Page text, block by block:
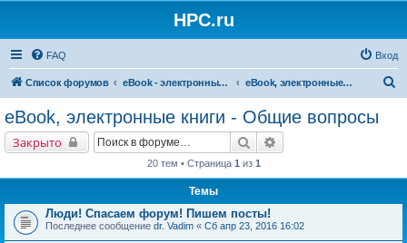
HPC.ru
FAQ Вход
Список форумов eBook - электронные книги eBook, электронные книги - Общие вопросы
eBook, электронные книги - Общие вопросы
Закрыто Поиск
20 тем • Страница 1 из 1
Темы
Люди! Спасаем форум! Пишем посты!
Последнее сообщение dr. Vadim « Сб апр 23, 2016 16:02